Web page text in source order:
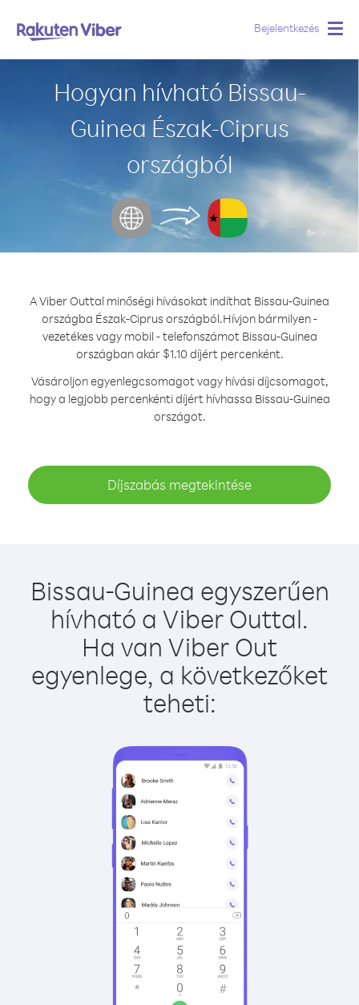
Bejelentkezés
Hogyan hívható Bissau-
Guinea Észak-Ciprus
országból
A Viber Outtal minőségi hívásokat indíthat Bissau-Guinea
országba Észak-Ciprus országból.Hívjon bármilyen -
vezetékes vagy mobil - telefonszámot Bissau-Guinea
országban akár $1.10 díjért percenként.
Vásároljon egyenlegcsomagot vagy hívási díjcsomagot,
hogy a legjobb percenkénti díjért hívhassa Bissau-Guinea
országot.
Díjszabás megtekintése
Bissau-Guinea egyszerűen
hívható a Viber Outtal.
Ha van Viber Out
egyenlege, a következőket
teheti: